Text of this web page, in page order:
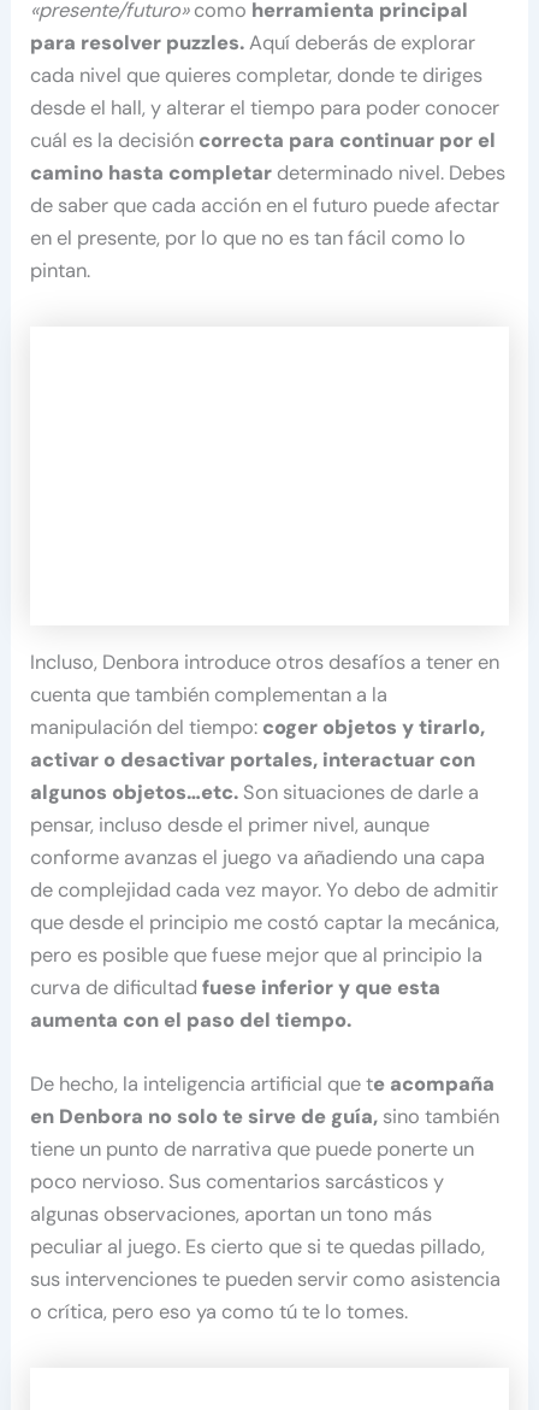
«presente/futuro»como herramienta principal
para resolver puzzles.Aquí deberás de explorar
cada nivel que quieres completar, donde te diriges
desde el hall, y alterar el tiempo para poder conocer
cuál es la decisión correcta para continuar por el
camino hasta completar determinado nivel. Debes
de saber que cada acción en el futuro puede afectar
en el presente, por lo que no es tan fácil como lo
pintan.
Incluso, Denbora introduce otros desafíos a tener en
cuenta que también complementan a la
manipulación del tiempo: coger objetos y tirarlo,
activar o desactivar portales, interactuar con
algunos objetos…etc. Son situaciones de darle a
pensar, incluso desde el primer nivel, aunque
conforme avanzas el juego va añadiendo una capa
de complejidad cada vez mayor. Yo debo de admitir
que desde el principio me costó captar la mecánica,
pero es posible que fuese mejor que al principio la
curva de dificultad fuese inferior y que esta
aumenta con el paso del tiempo.
De hecho, la inteligencia artificial que te acompaña
en Denbora no solo te sirve de guía, sino también
tiene un punto de narrativa que puede ponerte un
poco nervioso. Sus comentarios sarcásticos y
algunas observaciones, aportan un tono más
peculiar al juego. Es cierto que si te quedas pillado,
sus intervenciones te pueden servir como asistencia
o crítica, pero eso ya como tú te lo tomes.